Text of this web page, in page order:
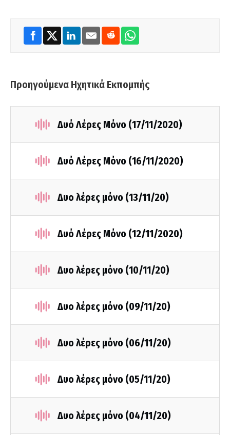
Προηγούμενα Ηχητικά Εκπομπής
Δυό Λέρες Μόνο (17/11/2020)
Δυό Λέρες Μόνο (16/11/2020)
Δυο λέρες μόνο (13/11/20)
Δυό Λέρες Μόνο (12/11/2020)
Δυο λέρες μόνο (10/11/20)
Δυο λέρες μόνο (09/11/20)
Δυο λέρες μόνο (06/11/20)
Δυο λέρες μόνο (05/11/20)
Δυο λέρες μόνο (04/11/20)